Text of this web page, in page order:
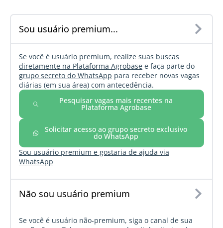
Sou usuário premium...
Se você é usuário premium, realize suas buscas
diretamente na Plataforma Agrobase e faça parte do
grupo secreto do WhatsApp para receber novas vagas
diárias (em sua área) com antecedência.
Pesquisar vagas mais recentes na
Plataforma Agrobase
Solicitar acesso ao grupo secreto exclusivo
do WhatsApp
Sou usuário premium e gostaria de ajuda via
WhatsApp
Não sou usuário premium
Se você é usuário não-premium, siga o canal de sua